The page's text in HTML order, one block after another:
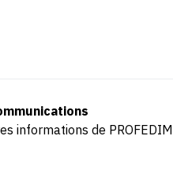
informations de PROFEDIM